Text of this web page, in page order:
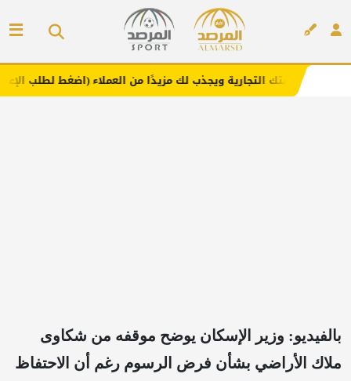
ويجذب لك مزيدًا من العملاء (اضغط لطلب الإعلان)
بالفيديو: وزير الإسكان يوضح موقفه من شكاوى
ملاك الأراضي بشأن فرض الرسوم رغم أن الاحتفاظ